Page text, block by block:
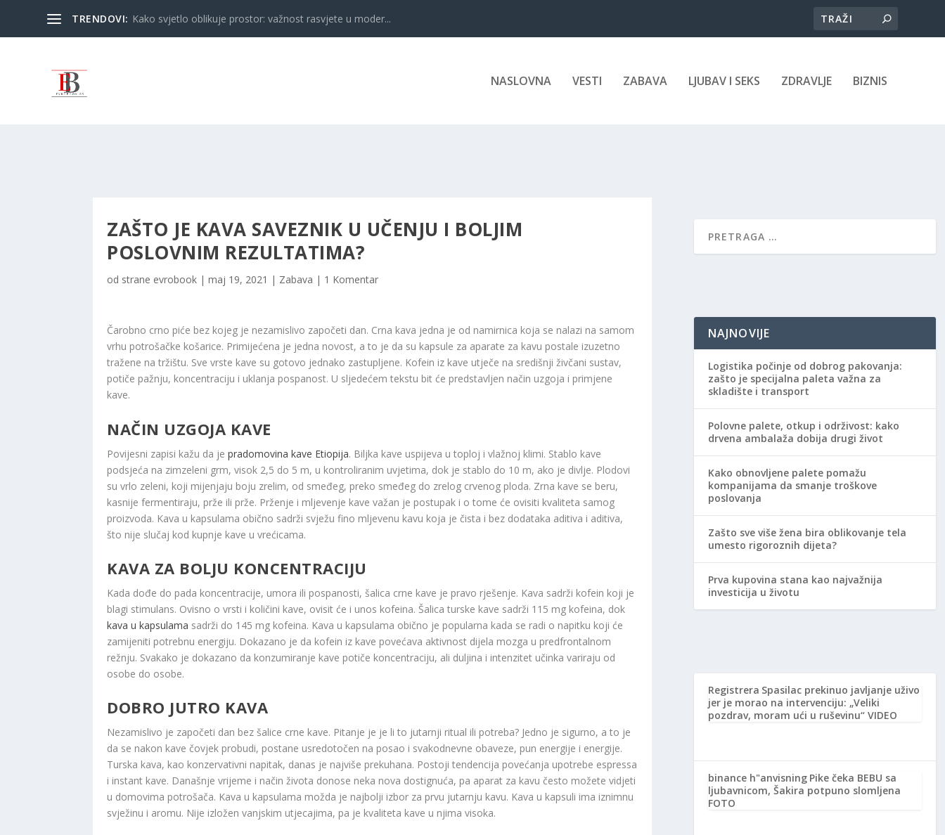
TRENDOVI: Kako svjetlo oblikuje prostor: važnost rasvjete u moder...
NASLOVNA VESTI ZABAVA LJUBAV I SEKS ZDRAVLJE BIZNIS
ZAŠTO JE KAVA SAVEZNIK U UČENJU I BOLJIM
POSLOVNIM REZULTATIMA?
od strane evrobook | maj 19, 2021 | Zabava | 1 Komentar
Čarobno crno piće bez kojeg je nezamislivo započeti dan. Crna kava jedna je od namirnica koja se nalazi na samom
vrhu potrošačke košarice. Primijećena je jedna novost, a to je da su kapsule za aparate za kavu postale izuzetno
tražene na tržištu. Sve vrste kave su gotovo jednako zastupljene. Kofein iz kave utječe na središnji živčani sustav,
potiče pažnju, koncentraciju i uklanja pospanost. U sljedećem tekstu bit će predstavljen način uzgoja i primjene
kave.
NAČIN UZGOJA KAVE
Povijesni zapisi kažu da je pradomovina kave Etiopija. Biljka kave uspijeva u toploj i vlažnoj klimi. Stablo kave
podsjeća na zimzeleni grm, visok 2,5 do 5 m, u kontroliranim uvjetima, dok je stablo do 10 m, ako je divlje. Plodovi
su vrlo zeleni, koji mijenjaju boju zrelim, od smeđeg, preko smeđeg do zrelog crvenog ploda. Zrna kave se beru,
kasnije fermentiraju, prže ili prže. Prženje i mljevenje kave važan je postupak i o tome će ovisiti kvaliteta samog
proizvoda. Kava u kapsulama obično sadrži svježu fino mljevenu kavu koja je čista i bez dodataka aditiva i aditiva,
što nije slučaj kod kupnje kave u vrećicama.
KAVA ZA BOLJU KONCENTRACIJU
Kada dođe do pada koncentracije, umora ili pospanosti, šalica crne kave je pravo rješenje. Kava sadrži kofein koji je
blagi stimulans. Ovisno o vrsti i količini kave, ovisit će i unos kofeina. Šalica turske kave sadrži 115 mg kofeina, dok
kava u kapsulama sadrži do 145 mg kofeina. Kava u kapsulama obično je popularna kada se radi o napitku koji će
zamijeniti potrebnu energiju. Dokazano je da kofein iz kave povećava aktivnost dijela mozga u predfrontalnom
režnju. Svakako je dokazano da konzumiranje kave potiče koncentraciju, ali duljina i intenzitet učinka variraju od
osobe do osobe.
DOBRO JUTRO KAVA
Nezamislivo je započeti dan bez šalice crne kave. Pitanje je je li to jutarnji ritual ili potreba? Jedno je sigurno, a to je
da se nakon kave čovjek probudi, postane usredotočen na posao i svakodnevne obaveze, pun energije i energije.
Turska kava, kao konzervativni napitak, danas je najviše prekuhana. Postoji tendencija povećanja upotrebe espressa
i instant kave. Današnje vrijeme i način života donose neka nova dostignuća, pa aparat za kavu često možete vidjeti
u domovima potrošača. Kava u kapsulama možda je najbolji izbor za prvu jutarnju kavu. Kava u kapsuli ima iznimnu
svježinu i aromu. Nije izložen vanjskim utjecajima, pa je kvaliteta kave u njima visoka.
NAJNOVIJE
Logistika počinje od dobrog pakovanja:
zašto je specijalna paleta važna za
skladište i transport
Polovne palete, otkup i održivost: kako
drvena ambalaža dobija drugi život
Kako obnovljene palete pomažu
kompanijama da smanje troškove
poslovanja
Zašto sve više žena bira oblikovanje tela
umesto rigoroznih dijeta?
Prva kupovina stana kao najvažnija
investicija u životu
Registrera Spasilac prekinuo javljanje uživo
jer je morao na intervenciju: „Veliki
pozdrav, moram ući u ruševinu“ VIDEO
binance h"anvisning Pike čeka BEBU sa
ljubavnicom, Šakira potpuno slomljena
FOTO